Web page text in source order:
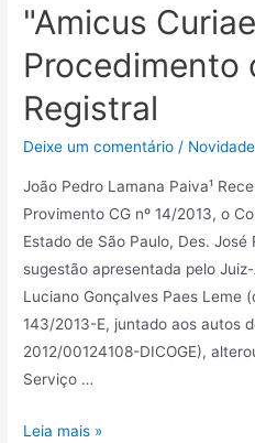
"Amicus
Procedimento
Registral
Deixe um comentário /
João Pedro Lamana Paiva¹
Provimento CG nº 14/2013, o
Estado de São Paulo, Des.
sugestão apresentada pelo
Luciano Gonçalves Paes Leme
143/2013-E, juntado aos autos
2012/00124108-DICOGE),
Serviço …
Leia mais »